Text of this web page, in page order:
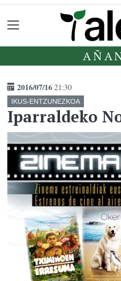
2016/07/1621:30
IKUS-ENTZUNEZKOA
Iparraldeko